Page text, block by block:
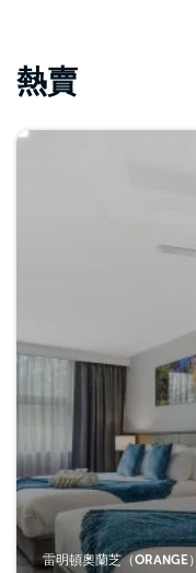
熱賣
雷明頓奧蘭芝（ORANGE）